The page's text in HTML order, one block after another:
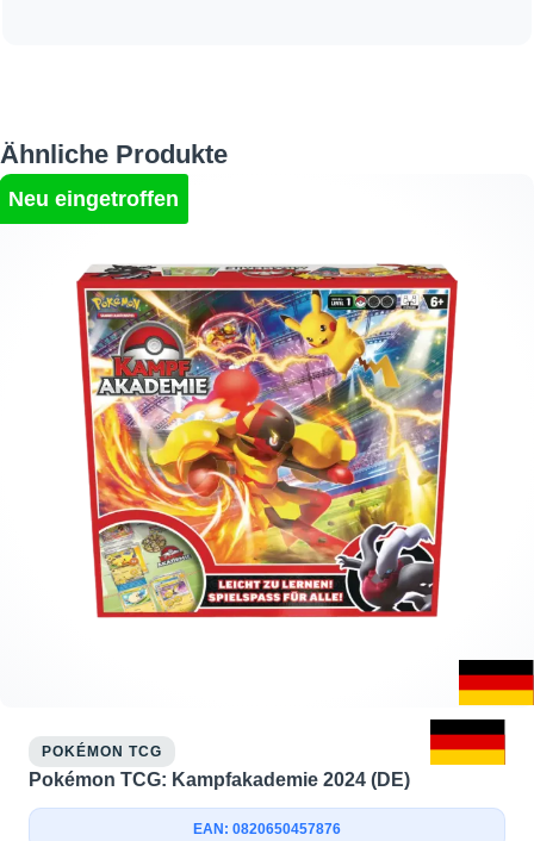
Produktgalerie überspringen
Ähnliche Produkte
Neu eingetroffen
POKÉMON TCG
Pokémon TCG: Kampfakademie 2024 (DE)
EAN: 0820650457876